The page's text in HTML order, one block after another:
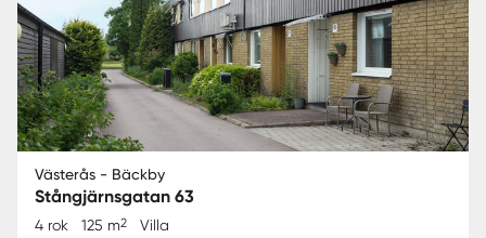
Västerås - Bäckby
Stångjärnsgatan 63
4 rok 125 m2 Villa